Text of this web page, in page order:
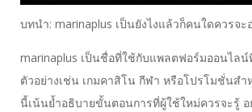
บทนำ: marinaplus เป็นยังไงแล้วก็คนใดควรจ
marinaplus เป็นชื่อที่ใช้กับแพลตฟอร์มออนไลน์
ตัวอย่างเช่น เกมคาสิโน กีฬา หรือโปรโมชั่นสำ
นี้เน้นย้ำอธิบายขั้นตอนการที่ผู้ใช้ใหม่ควรจะรู้